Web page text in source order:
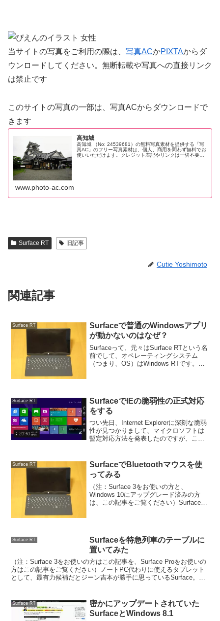
当サイトの写真をご利用の際は、 写真ACかPIXTAからダ
ウンロードしてください。無断転載や写真への直接リンク
は禁止です
このサイトの写真の一部は、写真ACからダウンロードで
きます
高知城
高知城 （No: 24539681）の無料写真素材を提供する「写
真AC」のフリー写真素材は、個人、商用を問わず無料でお
使いいただけます。クレジット表記やリンクは一切不要で
www.photo-ac.com
Surface RT 旧記事
Cutie Yoshimoto
関連記事
Surface RT
Surfaceで普通のWindowsアプリ
が動かないのはなぜ？
Surfaceって、元々はSurface RTという名
前でして、オペレーティングシステム
（つまり、OS）はWindows RTです。
Surface RT
SurfaceでIEの脆弱性の正式対応
をする
つい先日、Internet Explorerに深刻な脆弱
性が見つかりまして、マイクロソフトは
暫定対応方法を発表したのですが、これ
た。Surface（Surface 2も同...
Surface RT
SurfaceでBluetoothマウスを使
ってみる
（注：Surface 3をお使いの方と、
Windows 10にアップグレード済みの方
は、この記事をご覧ください）Surfaceっ
Surface RT
Surfaceを特急列車のテーブルに
置いてみた
（注：Surface 3をお使いの方はこの記事を、Surface Proをお使いの
方はこの記事をご覧ください）ノートPC代わりに使えるタブレット
として、最有力候補だとジーン吉本が勝手に思っているSurface。し
Surface RT
密かにアップデートされていた
SurfaceとWindows 8.1